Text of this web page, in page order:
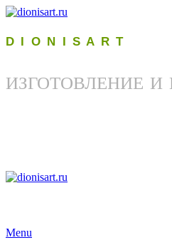
D I O N I S A R T
ИЗГОТОВЛЕНИЕ
Menu